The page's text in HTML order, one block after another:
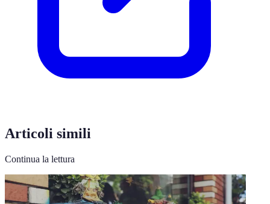
Articoli simili
Continua la lettura